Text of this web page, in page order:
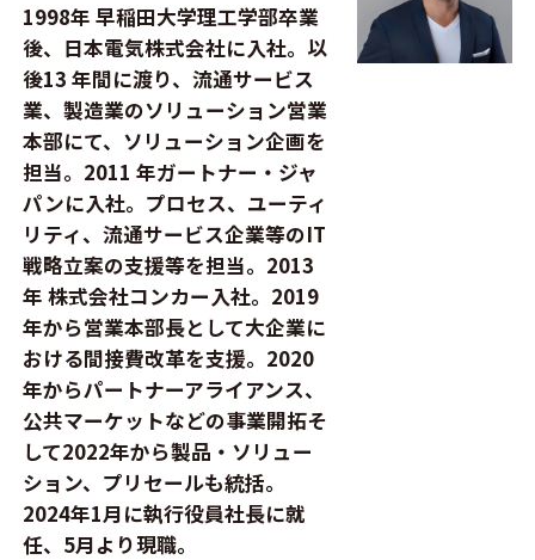
1998年 早稲田大学理工学部卒業
後、日本電気株式会社に入社。以
後13 年間に渡り、流通サービス
業、製造業のソリューション営業
本部にて、ソリューション企画を
担当。2011 年ガートナー・ジャ
パンに入社。プロセス、ユーティ
リティ、流通サービス企業等のIT
戦略立案の支援等を担当。2013
年 株式会社コンカー入社。2019
年から営業本部長として大企業に
おける間接費改革を支援。2020
年からパートナーアライアンス、
公共マーケットなどの事業開拓そ
して2022年から製品・ソリュー
ション、プリセールも統括。
2024年1月に執行役員社長に就
任、5月より現職。